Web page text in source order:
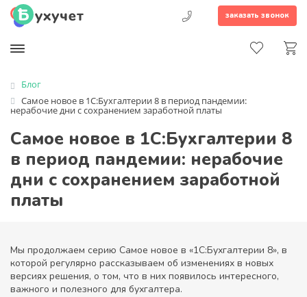
заказать звонок
Блог
Самое новое в 1С:Бухгалтерии 8 в период пандемии:
нерабочие дни с сохранением заработной платы
Самое новое в 1С:Бухгалтерии 8
в период пандемии: нерабочие
дни с сохранением заработной
платы
Мы продолжаем серию Самое новое в «1С:Бухгалтерии 8», в
которой регулярно рассказываем об изменениях в новых
версиях решения, о том, что в них появилось интересного,
важного и полезного для бухгалтера.